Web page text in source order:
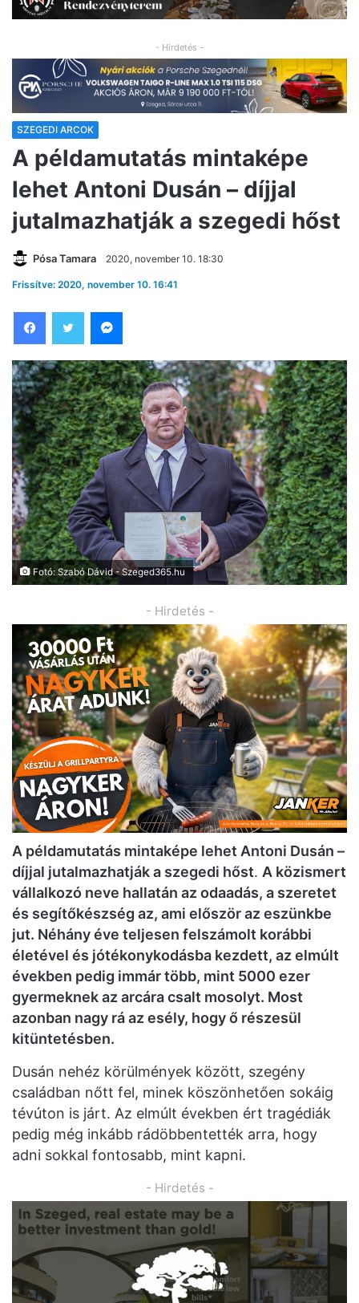
- Hirdetés -
SZEGEDI ARCOK
A példamutatás mintaképe
lehet Antoni Dusán – díjjal
jutalmazhatják a szegedi hőst
Pósa Tamara 2020, november 10. 18:30
Frissítve: 2020, november 10. 16:41
Fotó: Szabó Dávid - Szeged365.hu
- Hirdetés -
A példamutatás mintaképe lehet Antoni Dusán –
díjjal jutalmazhatják a szegedi hőst. A közismert
vállalkozó neve hallatán az odaadás, a szeretet
és segítőkészség az, ami először az eszünkbe
jut. Néhány éve teljesen felszámolt korábbi
életével és jótékonykodásba kezdett, az elmúlt
években pedig immár több, mint 5000 ezer
gyermeknek az arcára csalt mosolyt. Most
azonban nagy rá az esély, hogy ő részesül
kitüntetésben.
Dusán nehéz körülmények között, szegény
családban nőtt fel, minek köszönhetően sokáig
tévúton is járt. Az elmúlt években ért tragédiák
pedig még inkább rádöbbentették arra, hogy
adni sokkal fontosabb, mint kapni.
- Hirdetés -